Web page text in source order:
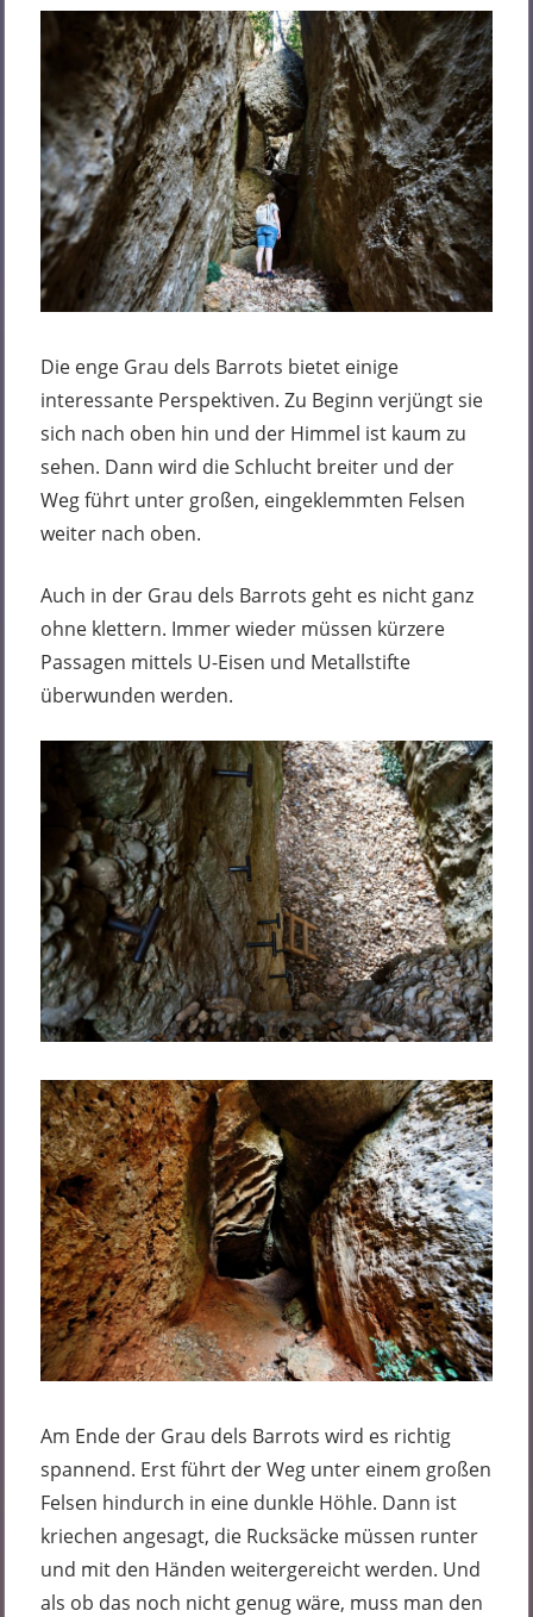
Die enge Grau dels Barrots bietet einige
interessante Perspektiven. Zu Beginn verjüngt sie
sich nach oben hin und der Himmel ist kaum zu
sehen. Dann wird die Schlucht breiter und der
Weg führt unter großen, eingeklemmten Felsen
weiter nach oben.
Auch in der Grau dels Barrots geht es nicht ganz
ohne klettern. Immer wieder müssen kürzere
Passagen mittels U-Eisen und Metallstifte
überwunden werden.
Am Ende der Grau dels Barrots wird es richtig
spannend. Erst führt der Weg unter einem großen
Felsen hindurch in eine dunkle Höhle. Dann ist
kriechen angesagt, die Rucksäcke müssen runter
und mit den Händen weitergereicht werden. Und
als ob das noch nicht genug wäre, muss man den